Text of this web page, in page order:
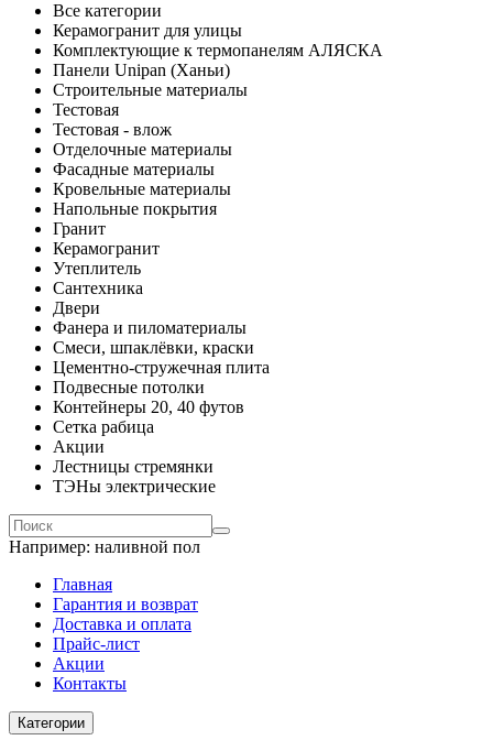
Все категории
Керамогранит для улицы
Комплектующие к термопанелям АЛЯСКА
Панели Unipan (Ханьи)
Строительные материалы
Тестовая
Тестовая - влож
Отделочные материалы
Фасадные материалы
Кровельные материалы
Напольные покрытия
Гранит
Керамогранит
Утеплитель
Сантехника
Двери
Фанера и пиломатериалы
Смеси, шпаклёвки, краски
Цементно-стружечная плита
Подвесные потолки
Контейнеры 20, 40 футов
Сетка рабица
Акции
Лестницы стремянки
ТЭНы электрические
Например: наливной пол
Главная
Гарантия и возврат
Доставка и оплата
Прайс-лист
Акции
Контакты
Категории